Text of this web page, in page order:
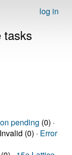
log in
tasks
pending (0) ·
(0) · Error